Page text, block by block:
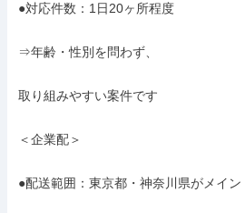
●対応件数：1日20ヶ所程度
⇒年齢・性別を問わず、
取り組みやすい案件です
＜企業配＞
●配送範囲：東京都・神奈川県がメイン